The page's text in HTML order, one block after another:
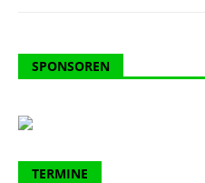
SPONSOREN
TERMINE